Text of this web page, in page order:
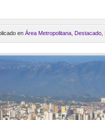
en Área Metropolitana Destacado